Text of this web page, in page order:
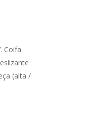
Coifa
(alta /